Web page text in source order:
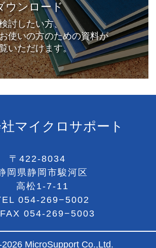
ウンロード
討したい方、
使いの方のための資料が
いただけます。
マイクロサポート
〒422-8034
岡県静岡市駿河区
高松1-7-11
054-269−5002
054-269−5003
MicroSupport Co.,Ltd.